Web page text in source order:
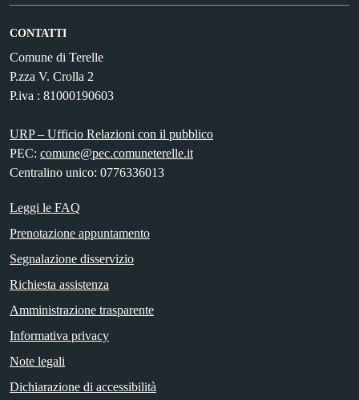
CONTATTI
Comune di Terelle
P.zza V. Crolla 2
P.iva : 81000190603
URP – Ufficio Relazioni con il pubblico
PEC: comune@pec.comuneterelle.it
Centralino unico: 0776336013
Leggi le FAQ
Prenotazione appuntamento
Segnalazione disservizio
Richiesta assistenza
Amministrazione trasparente
Informativa privacy
Note legali
Dichiarazione di accessibilità